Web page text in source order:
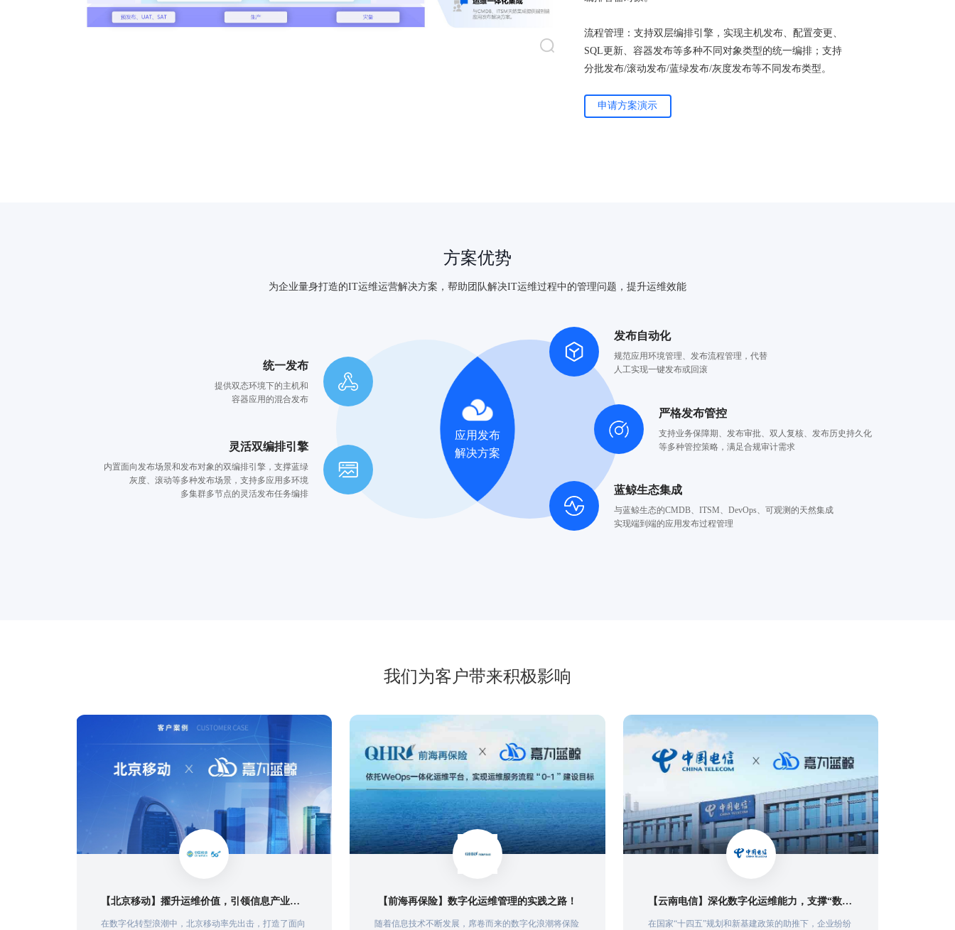
流程管理：支持双层编排引擎，实现主机发布、配置变更、
SQL更新、容器发布等多种不同对象类型的统一编排；支持
分批发布/滚动发布/蓝绿发布/灰度发布等不同发布类型。
申请方案演示
方案优势
为企业量身打造的IT运维运营解决方案，帮助团队解决IT运维过程中的管理问题，提升运维效能
统一发布
提供双态环境下的主机和
容器应用的混合发布
灵活双编排引擎
内置面向发布场景和发布对象的双编排引擎，支撑蓝绿
灰度、滚动等多种发布场景，支持多应用多环境
多集群多节点的灵活发布任务编排
应用发布
解决方案
发布自动化
规范应用环境管理、发布流程管理，代替
人工实现一键发布或回滚
严格发布管控
支持业务保障期、发布审批、双人复核、发布历史持久化
等多种管控策略，满足合规审计需求
蓝鲸生态集成
与蓝鲸生态的CMDB、ITSM、DevOps、可观测的天然集成
实现端到端的应用发布过程管理
我们为客户带来积极影响
【北京移动】擢升运维价值，引领信息产业发展
在数字化转型浪潮中，北京移动率先出击，打造了面向
【前海再保险】数字化运维管理的实践之路！
随着信息技术不断发展，席卷而来的数字化浪潮将保险
【云南电信】深化数字化运维能力，支撑“数字云南”建设倍道而进
在国家“十四五”规划和新基建政策的助推下，企业纷纷